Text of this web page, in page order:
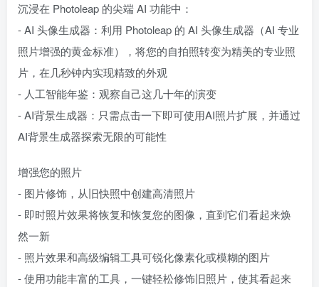
沉浸在 Photoleap 的尖端 AI 功能中：
- AI 头像生成器：利用 Photoleap 的 AI 头像生成器（AI 专业
照片增强的黄金标准），将您的自拍照转变为精美的专业照
片，在几秒钟内实现精致的外观
- 人工智能年鉴：观察自己这几十年的演变
- AI背景生成器：只需点击一下即可使用AI照片扩展，并通过
AI背景生成器探索无限的可能性
增强您的照片
- 图片修饰，从旧快照中创建高清照片
- 即时照片效果将恢复和恢复您的图像，直到它们看起来焕
然一新
- 照片效果和高级编辑工具可锐化像素化或模糊的图片
- 使用功能丰富的工具，一键轻松修饰旧照片，使其看起来